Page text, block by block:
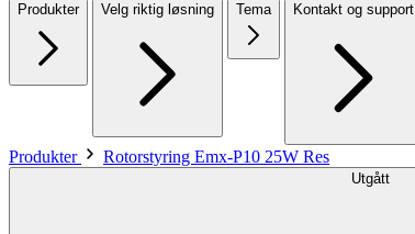
Produkter Velg riktig løsning Tema Kontakt og support
Produkter Rotorstyring Emx-P10 25W Res
Utgått